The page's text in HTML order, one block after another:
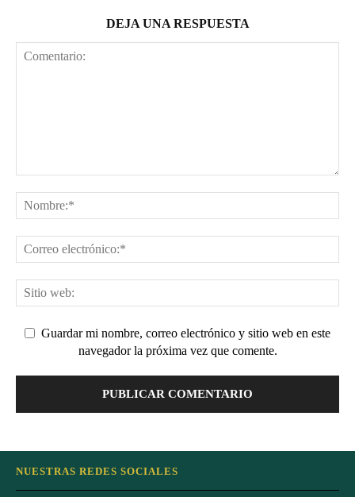
DEJA UNA RESPUESTA
Guardar mi nombre, correo electrónico y sitio web en este
navegador la próxima vez que comente.
NUESTRAS REDES SOCIALES